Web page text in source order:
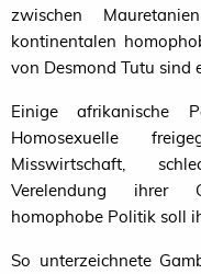
zwischen
kontinentalen
von Desmond Tutu sind
Einige afrikanische
Homosexuelle
Misswirtschaft,
Verelendung ihrer
homophobe Politik soll
So unterzeichnete